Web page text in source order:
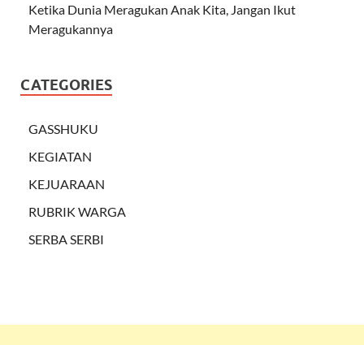
Ketika Dunia Meragukan Anak Kita, Jangan Ikut
Meragukannya
CATEGORIES
GASSHUKU
KEGIATAN
KEJUARAAN
RUBRIK WARGA
SERBA SERBI